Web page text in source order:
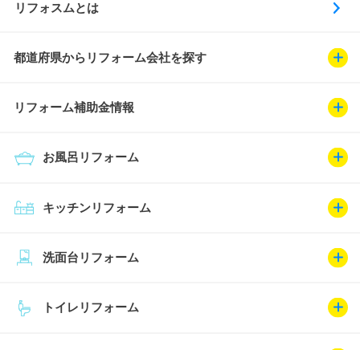
リフォスムとは
都道府県からリフォーム会社を探す
リフォーム補助金情報
キッチンリフォーム
お風呂リフォーム
トイレリフォーム
洗面台リフォーム